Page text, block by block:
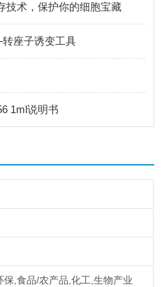
技术，保护你的细胞宝藏
座子诱变工具
1ml说明书
保,食品/农产品,化工,生物产业